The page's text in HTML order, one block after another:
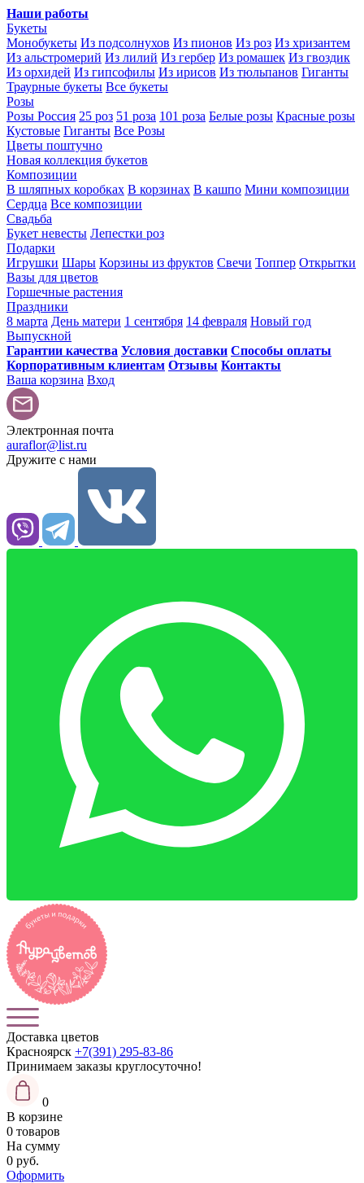
Наши работы
Букеты
Монобукеты Из подсолнухов Из пионов Из роз Из хризантем
Из альстромерий Из лилий Из гербер Из ромашек Из гвоздик
Из орхидей Из гипсофилы Из ирисов Из тюльпанов Гиганты
Траурные букеты Все букеты
Розы
Розы Россия 25 роз 51 роза 101 роза Белые розы Красные розы
Кустовые Гиганты Все Розы
Цветы поштучно
Новая коллекция букетов
Композиции
В шляпных коробках В корзинах В кашпо Мини композиции
Сердца Все композиции
Свадьба
Букет невесты Лепестки роз
Подарки
Игрушки Шары Корзины из фруктов Свечи Топпер Открытки
Вазы для цветов
Горшечные растения
Праздники
8 марта День матери 1 сентября 14 февраля Новый год
Выпускной
Гарантии качества Условия доставки Способы оплаты
Корпоративным клиентам Отзывы Контакты
Ваша корзина Вход
Электронная почта
auraflor@list.ru
Дружите с нами
Доставка цветов
Красноярск +7(391) 295-83-86
Принимаем заказы круглосуточно!
0
В корзине
0 товаров
На сумму
0 руб.
Оформить